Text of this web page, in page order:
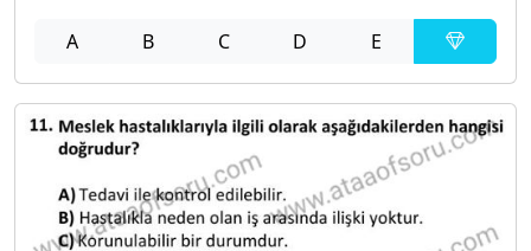
A B C D E